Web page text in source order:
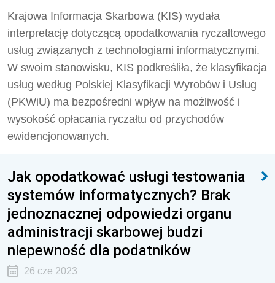
Krajowa Informacja Skarbowa (KIS) wydała
interpretację dotyczącą opodatkowania ryczałtowego
usług związanych z technologiami informatycznymi.
W swoim stanowisku, KIS podkreśliła, że klasyfikacja
usług według Polskiej Klasyfikacji Wyrobów i Usług
(PKWiU) ma bezpośredni wpływ na możliwość i
wysokość opłacania ryczałtu od przychodów
ewidencjonowanych.
Jak opodatkować usługi testowania
systemów informatycznych? Brak
jednoznacznej odpowiedzi organu
administracji skarbowej budzi
niepewność dla podatników
26 cze 2023